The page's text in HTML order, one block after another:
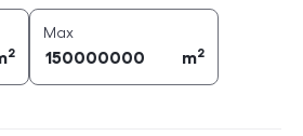
2
Maxplocha (
m2